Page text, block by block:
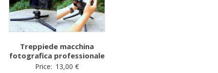
Treppiede macchina
fotografica professionale
Price: 13,00 €